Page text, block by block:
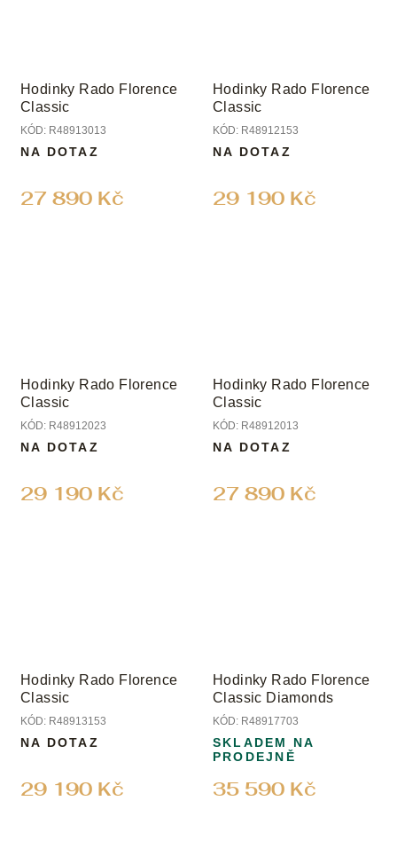
Hodinky Rado Florence
Classic
KÓD: R48913013
27 890 Kč
NA DOTAZ
Hodinky Rado Florence
Classic
KÓD: R48912153
29 190 Kč
NA DOTAZ
Hodinky Rado Florence
Classic
KÓD: R48912023
29 190 Kč
NA DOTAZ
Hodinky Rado Florence
Classic
KÓD: R48912013
27 890 Kč
NA DOTAZ
Hodinky Rado Florence
Classic
KÓD: R48913153
29 190 Kč
NA DOTAZ
Hodinky Rado Florence
Classic Diamonds
KÓD: R48917703
35 590 Kč
SKLADEM NA
PRODEJNĚ